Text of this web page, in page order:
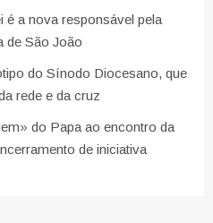
é a nova responsável pela
de São João
do Sínodo Diocesano, que
rede e da cruz
do Papa ao encontro da
de iniciativa